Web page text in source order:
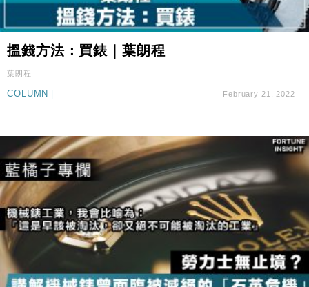
搵錢方法：買錶｜葉朗程
葉朗程
COLUMN | February 21, 2022